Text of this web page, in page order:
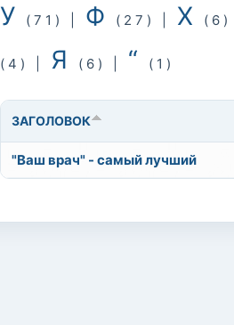
У (71) Ф (27) Х (6)
(4) Я (6) “ (1)
ЗАГОЛОВОК
"Ваш врач" - самый лучший